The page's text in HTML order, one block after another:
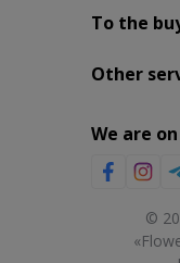
To the
Other
We are
©